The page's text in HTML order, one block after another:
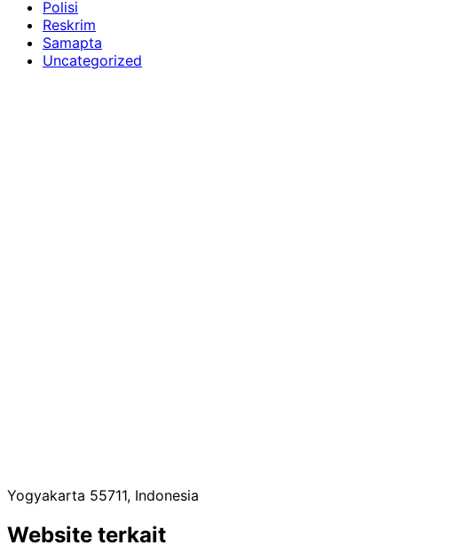
Polisi
Reskrim
Samapta
Uncategorized
Yogyakarta 55711, Indonesia
Website terkait